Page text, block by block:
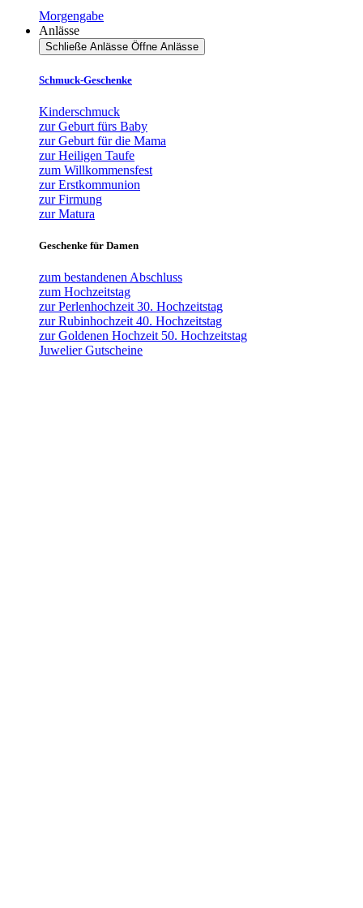
Morgengabe
Anlässe
Schließe Anlässe Öffne Anlässe
Schmuck-Geschenke
Kinderschmuck
zur Geburt fürs Baby
zur Geburt für die Mama
zur Heiligen Taufe
zum Willkommensfest
zur Erstkommunion
zur Firmung
zur Matura
Geschenke für Damen
zum bestandenen Abschluss
zum Hochzeitstag
zur Perlenhochzeit 30. Hochzeitstag
zur Rubinhochzeit 40. Hochzeitstag
zur Goldenen Hochzeit 50. Hochzeitstag
Juwelier Gutscheine